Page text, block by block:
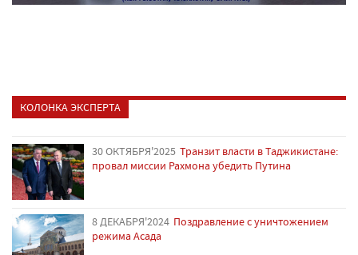
КОЛОНКА ЭКСПЕРТА
30 ОКТЯБРЯ'2025 Транзит власти в Таджикистане:
провал миссии Рахмона убедить Путина
8 ДЕКАБРЯ'2024 Поздравление с уничтожением
режима Асада